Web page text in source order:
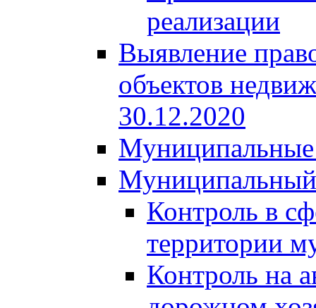
реализации
Выявление
объектов
30.12.2020
Муниципальные
Муниципальный
Контроль в
территории
Контроль на